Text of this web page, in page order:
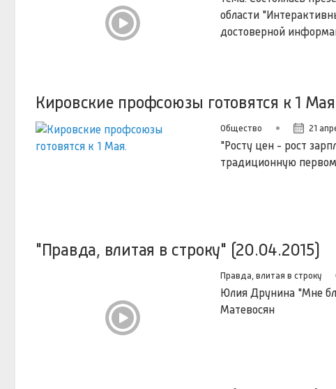
области
достоверной
Кировские профсоюзы готовятся к 1
Общество 21
"Росту цен - рост
традиционную
"Правда, влитая в строку" (20.04.2015)
Правда, влитая в строку
Юлия Друнина "Мне
Матевосян